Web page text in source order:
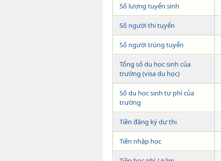
Số lượng tuyển sinh
Số người thi tuyển
Số người trúng tuyển
Tổng số du học sinh của
trường (visa du học)
Số du học sinh tư phí của
trường
Tiền đăng ký dự thi
Tiền nhập học